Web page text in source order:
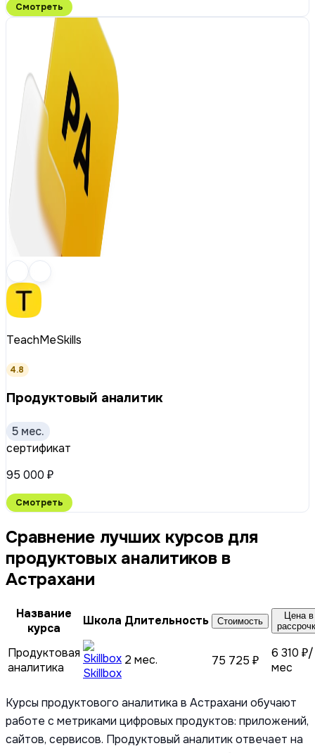
Смотреть
TeachMeSkills
4.8
Продуктовый аналитик
5 мес.
сертификат
95 000 ₽
Смотреть
Сравнение лучших курсов для
продуктовых аналитиков в
Астрахани
Название
курса
Школа Длительность Стоимость
Цена в
Продуктовая
аналитика
Skillbox
2 мес. 75 725 ₽
6 310 ₽/
мес
Курсы продуктового аналитика в Астрахани обучают
работе с метриками цифровых продуктов: приложений,
сайтов, сервисов. Продуктовый аналитик отвечает на